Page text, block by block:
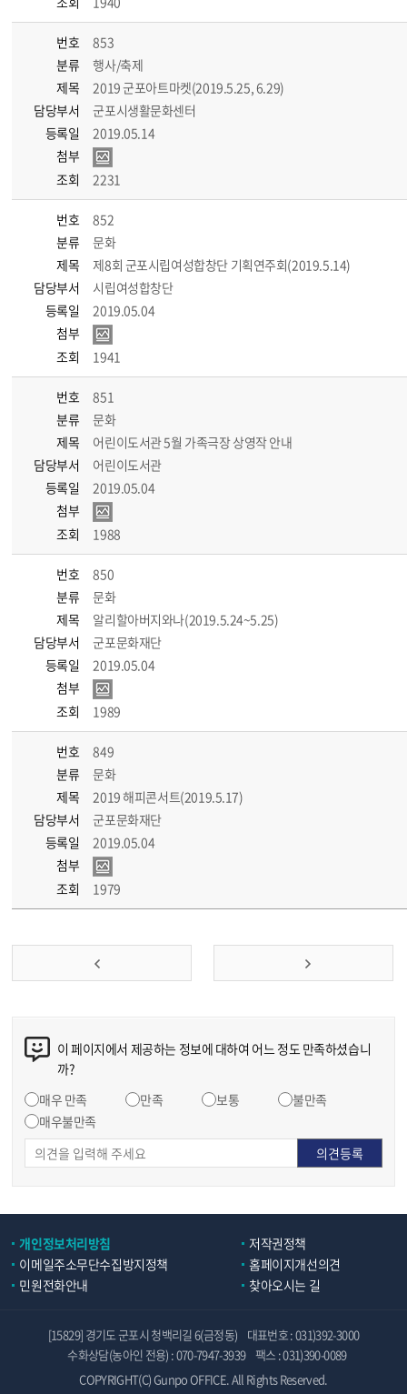
번호
853
분류
행사/축제
제목
2019 군포아트마켓(2019.5.25, 6.29)
담당부서
군포시생활문화센터
등록일
2019.05.14
첨부
조회
2231
번호
852
분류
문화
제목
제8회 군포시립여성합창단 기획연주회(2019.5.14)
담당부서
시립여성합창단
등록일
2019.05.04
첨부
조회
1941
번호
851
분류
문화
제목
어린이도서관 5월 가족극장 상영작 안내
담당부서
어린이도서관
등록일
2019.05.04
첨부
조회
1988
번호
850
분류
문화
제목
알리할아버지와나(2019.5.24~5.25)
담당부서
군포문화재단
등록일
2019.05.04
첨부
조회
1989
번호
849
분류
문화
제목
2019 해피콘서트(2019.5.17)
담당부서
군포문화재단
등록일
2019.05.04
첨부
조회
1979
이 페이지에서 제공하는 정보에 대하여 어느 정도 만족하셨습니
까?
매우 만족
만족 보통
불만족
매우불만족
개인정보처리방침
저작권정책
이메일주소무단수집방지정책
홈페이지개선의견
민원전화안내
찾아오시는 길
[15829] 경기도 군포시 청백리길 6(금정동)
대표번호 : 031)392-3000
수화상담(농아인 전용) : 070-7947-3939 팩스 : 031)390-0089
COPYRIGHT(C) Gunpo OFFICE. All Rights Reserved.